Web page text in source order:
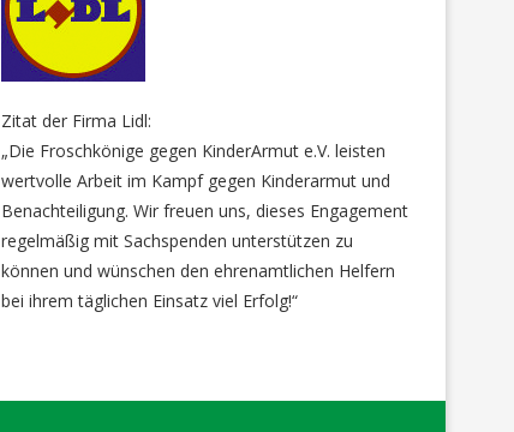
Zitat der Firma Lidl:
„Die Froschkönige gegen KinderArmut e.V. leisten
wertvolle Arbeit im Kampf gegen Kinderarmut und
Benachteiligung. Wir freuen uns, dieses Engagement
regelmäßig mit Sachspenden unterstützen zu
können und wünschen den ehrenamtlichen Helfern
bei ihrem täglichen Einsatz viel Erfolg!“